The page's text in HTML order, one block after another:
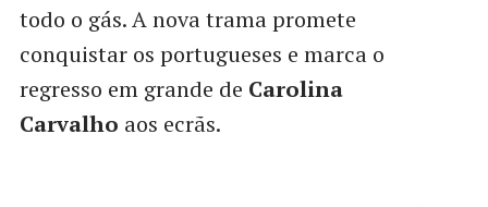
todo o gás. A nova trama promete
conquistar os portugueses e marca o
regresso em grande de Carolina
Carvalho aos ecrãs.